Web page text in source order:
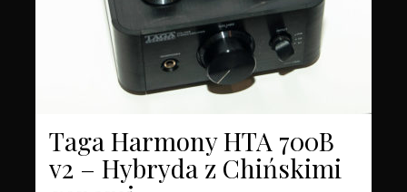
Taga Harmony HTA 700B
v2 – Hybryda z Chińskimi